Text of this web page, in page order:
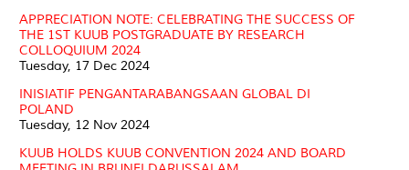
APPRECIATION NOTE: CELEBRATING THE SUCCESS OF
THE 1ST KUUB POSTGRADUATE BY RESEARCH
COLLOQUIUM 2024
Tuesday, 17 Dec 2024
INISIATIF PENGANTARABANGSAAN GLOBAL DI
POLAND
Tuesday, 12 Nov 2024
KUUB HOLDS KUUB CONVENTION 2024 AND BOARD